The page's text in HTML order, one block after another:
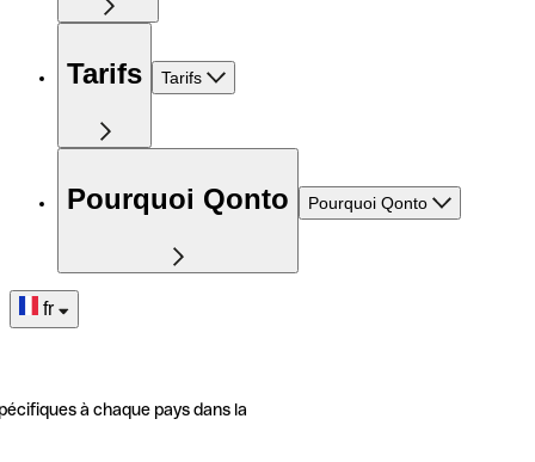
Tarifs Tarifs
Pourquoi Qonto Pourquoi Qonto
fr
à chaque pays dans la